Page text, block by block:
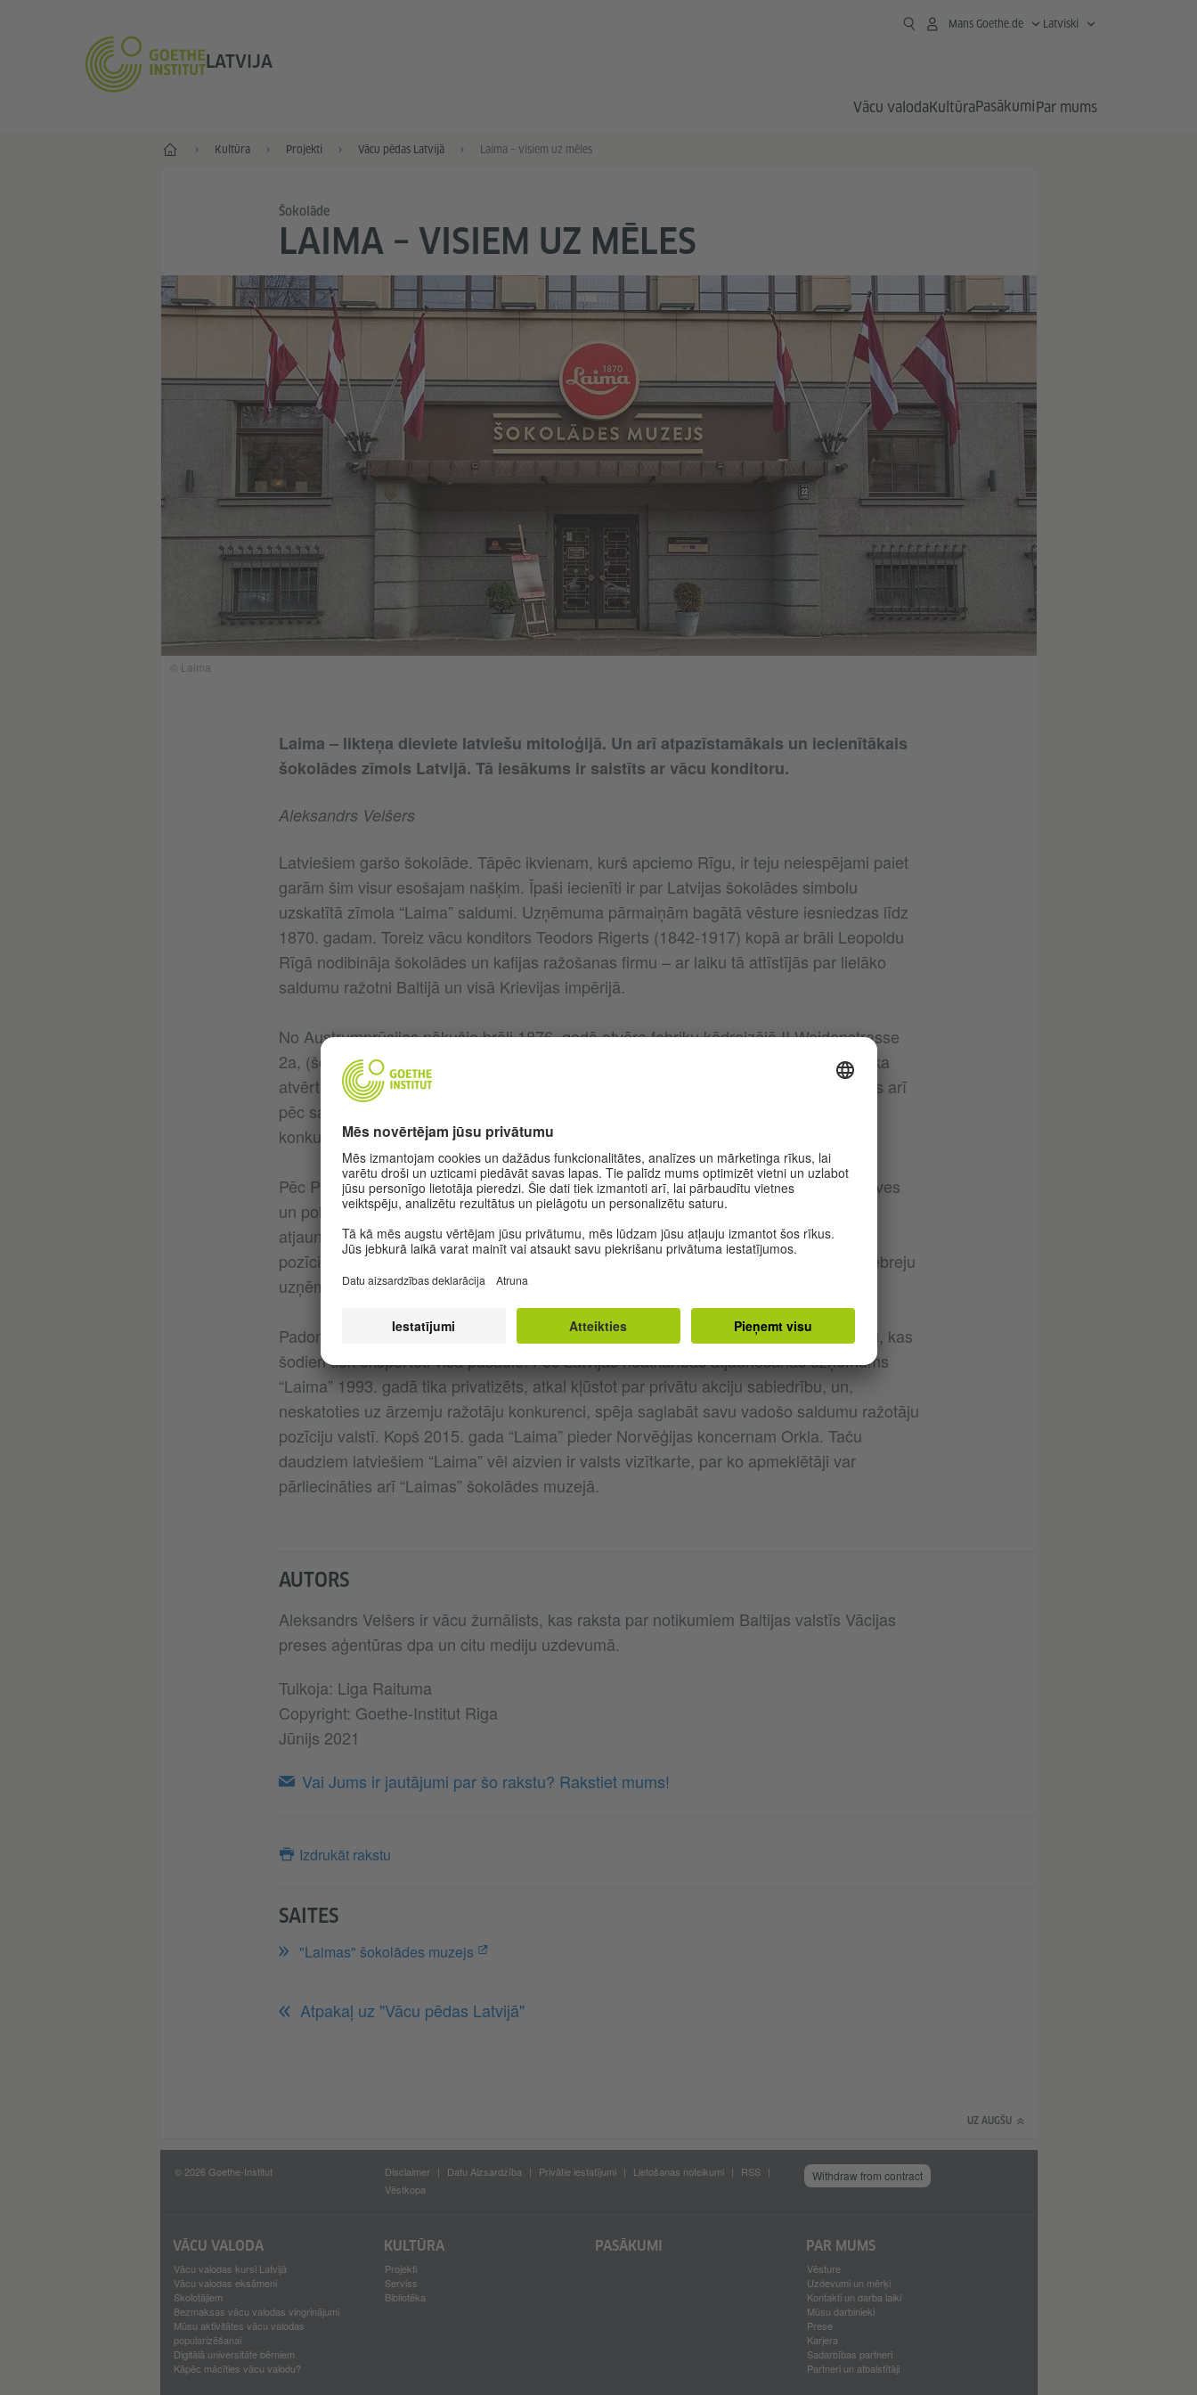
LATVIJA
Mans Goethe.de Latviski
Vācu valodaKultūraPasākumiPar mums
Sākums Kultūra Projekti Vācu pēdas Latvijā Laima – visiem uz mēles
Šokolāde
LAIMA – VISIEM UZ MĒLES
© Laima
Laima – likteņa dieviete latviešu mitoloģijā. Un arī atpazīstamākais un iecienītākais
šokolādes zīmols Latvijā. Tā iesākums ir saistīts ar vācu konditoru.
Aleksandrs Velšers
Latviešiem garšo šokolāde. Tāpēc ikvienam, kurš apciemo Rīgu, ir teju neiespējami paiet
garām šim visur esošajam našķim. Īpaši iecienīti ir par Latvijas šokolādes simbolu
uzskatītā zīmola “Laima” saldumi. Uzņēmuma pārmaiņām bagātā vēsture iesniedzas līdz
1870. gadam. Toreiz vācu konditors Teodors Rigerts (1842-1917) kopā ar brāli Leopoldu
Rīgā nodibināja šokolādes un kafijas ražošanas firmu – ar laiku tā attīstījās par lielāko
saldumu ražotni Baltijā un visā Krievijas impērijā.
No Austrumprūsijas nākušie brāļi 1876. gadā atvēra fabriku kādreizējā II Weidenstrasse
2a, (šodien Zaļajā ielā) un uzturēja divus saldumu veikalus Vecpilsētā, 1881. gadā tika
atvērts trešais veikals. Rīgai attīstoties par pulsējošu lielpilsētu, pieauga pieprasījums arī
pēc saldumiem – radās jaunas šokolādes un saldumu fabrikas un veidojās sīva
konkurence.
Pēc Pirmā pasaules kara laikā piedzīvotās uzņēmējdarbības sagrāves, īpašnieka nāves
un politiskajām pārmaiņām Latvijā fabrikas darbību nācās apturēt. Uzņēmums tika
atjaunots 1922. gadā, taču tam tā arī vairs neizdevās atgūt savu kādreizējo vadošo
pozīciju. 1937. gadā valsts iegādājas Rigerta fabrikas akcijas un pievieno to vietējo ebreju
uzņēmēju dibinātai rūpniecības akciju sabiedrībai “Laima”.
Padomju laikā uzņēmums “Laima” koncentrējās uz šokolādes izstrādājumu ražošanu, kas
šodien tiek eksportēti visā pasaulē. Pēc Latvijas neatkarības atjaunošanas uzņēmums
“Laima” 1993. gadā tika privatizēts, atkal kļūstot par privātu akciju sabiedrību, un,
neskatoties uz ārzemju ražotāju konkurenci, spēja saglabāt savu vadošo saldumu ražotāju
pozīciju valstī. Kopš 2015. gada “Laima” pieder Norvēģijas koncernam Orkla. Taču
daudziem latviešiem “Laima” vēl aizvien ir valsts vizītkarte, par ko apmeklētāji var
pārliecināties arī “Laimas” šokolādes muzejā.
AUTORS
Aleksandrs Velšers ir vācu žurnālists, kas raksta par notikumiem Baltijas valstīs Vācijas
preses aģentūras dpa un citu mediju uzdevumā.
Tulkoja: Liga Raituma
Copyright: Goethe-Institut Riga
Jūnijs 2021
Vai Jums ir jautājumi par šo rakstu? Rakstiet mums!
Izdrukāt rakstu
SAITES
"Laimas" šokolādes muzejs
Atpakaļ uz "Vācu pēdas Latvijā"
UZ AUGŠU
© 2026 Goethe-Institut Disclaimer Datu Aizsardzība Privātie iestatījumi Lietošanas noteikumi
RSS
Vēstkopa
Withdraw from contract
VĀCU VALODA
Vācu valodas kursi Latvijā
Vācu valodas eksāmeni
Skolotājiem
Bezmaksas vācu valodas vingrinājumi
Mūsu aktivitātes vācu valodas
popularizēšanai
Digitālā universitāte bērniem
Kāpēc mācīties vācu valodu?
KULTŪRA
Projekti
Serviss
Bibliotēka
PASĀKUMI PAR MUMS
Vēsture
Uzdevumi un mērķi
Kontakti un darba laiki
Mūsu darbinieki
Prese
Karjera
Sadarbības partneri
Partneri un atbalstītāji